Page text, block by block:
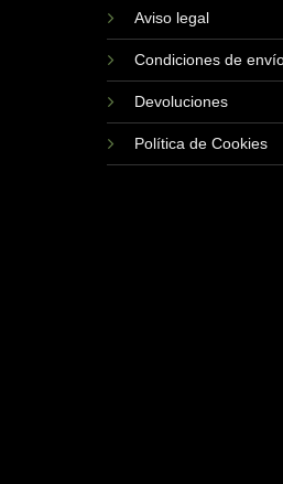
Aviso legal
Condiciones de
Devoluciones
Política de Cookies